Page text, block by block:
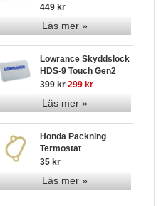
449 kr
Läs mer »
Lowrance Skyddslock
HDS-9 Touch Gen2
399 kr 299 kr
Läs mer »
Honda Packning
Termostat
35 kr
Läs mer »